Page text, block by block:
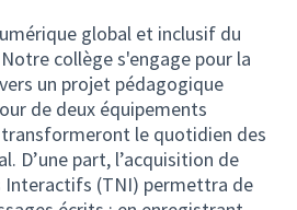
global et inclusif du
collège s'engage pour la
un projet pédagogique
de deux équipements
le quotidien des
D’une part, l’acquisition de
Interactifs (TNI) permettra de